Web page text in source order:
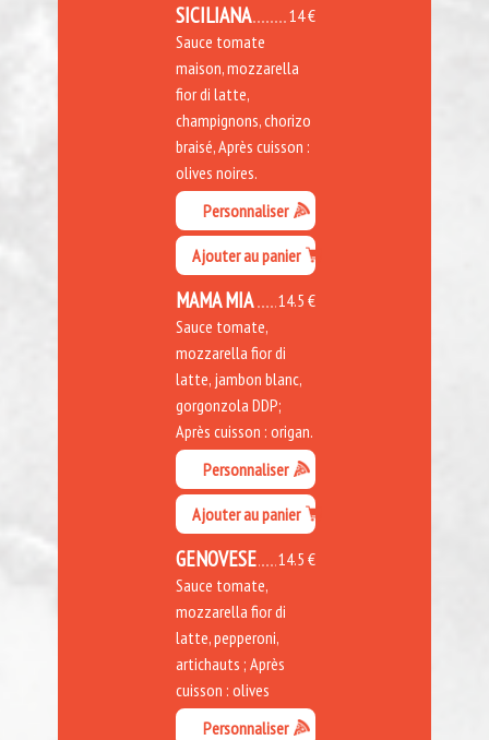
14 €
SICILIANA
Sauce tomate
maison, mozzarella
fior di latte,
champignons, chorizo
braisé, Après cuisson :
olives noires.
Personnaliser
Ajouter au panier
14.5 €
MAMA MIA
Sauce tomate,
mozzarella fior di
latte, jambon blanc,
gorgonzola DDP;
Après cuisson : origan.
Personnaliser
Ajouter au panier
14.5 €
GENOVESE
Sauce tomate,
mozzarella fior di
latte, pepperoni,
artichauts ; Après
cuisson : olives
Personnaliser